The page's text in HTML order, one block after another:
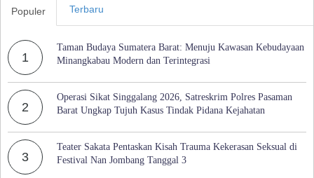
Populer Terbaru
1
Taman Budaya Sumatera Barat: Menuju Kawasan Kebudayaan
Minangkabau Modern dan Terintegrasi
2
Operasi Sikat Singgalang 2026, Satreskrim Polres Pasaman
Barat Ungkap Tujuh Kasus Tindak Pidana Kejahatan
3
Teater Sakata Pentaskan Kisah Trauma Kekerasan Seksual di
Festival Nan Jombang Tanggal 3